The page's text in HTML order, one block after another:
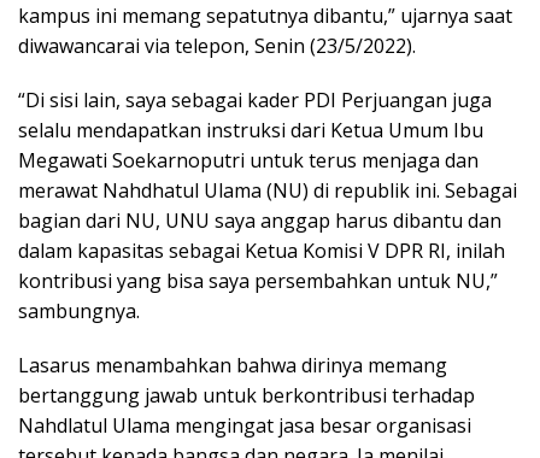
kampus ini memang sepatutnya dibantu,” ujarnya saat
diwawancarai via telepon, Senin (23/5/2022).
“Di sisi lain, saya sebagai kader PDI Perjuangan juga
selalu mendapatkan instruksi dari Ketua Umum Ibu
Megawati Soekarnoputri untuk terus menjaga dan
merawat Nahdhatul Ulama (NU) di republik ini. Sebagai
bagian dari NU, UNU saya anggap harus dibantu dan
dalam kapasitas sebagai Ketua Komisi V DPR RI, inilah
kontribusi yang bisa saya persembahkan untuk NU,”
sambungnya.
Lasarus menambahkan bahwa dirinya memang
bertanggung jawab untuk berkontribusi terhadap
Nahdlatul Ulama mengingat jasa besar organisasi